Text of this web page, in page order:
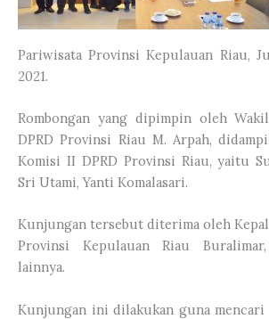
Pariwisata Provinsi Kepulauan Riau,
2021.
Rombongan yang dipimpin oleh
DPRD Provinsi Riau M. Arpah,
Komisi II DPRD Provinsi Riau, yaitu
Sri Utami, Yanti Komalasari.
Kunjungan tersebut diterima oleh
Provinsi Kepulauan Riau
lainnya.
Kunjungan ini dilakukan guna